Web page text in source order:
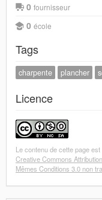
0 fournisseur
0 école
Tags
charpente plancher
Licence
Le contenu de cette page
Creative Commons
Mêmes Conditions 3.0 non